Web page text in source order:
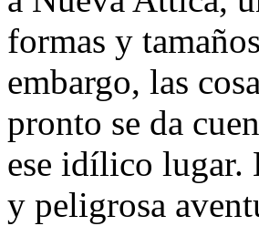
formas y
embargo, las
pronto se da
ese idílico lugar.
y peligrosa